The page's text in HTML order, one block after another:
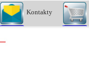
Kontakty